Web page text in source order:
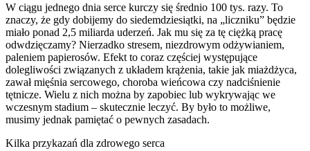
W ciągu jednego dnia serce kurczy się średnio 100 tys. razy. To
znaczy, że gdy dobijemy do siedemdziesiątki, na „liczniku” będzie
miało ponad 2,5 miliarda uderzeń. Jak mu się za tę ciężką pracę
odwdzięczamy? Nierzadko stresem, niezdrowym odżywianiem,
paleniem papierosów. Efekt to coraz częściej występujące
dolegliwości związanych z układem krążenia, takie jak miażdżyca,
zawał mięśnia sercowego, choroba wieńcowa czy nadciśnienie
tętnicze. Wielu z nich można by zapobiec lub wykrywając we
wczesnym stadium – skutecznie leczyć. By było to możliwe,
musimy jednak pamiętać o pewnych zasadach.
Kilka przykazań dla zdrowego serca